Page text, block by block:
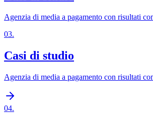
Agenzia di media a pagamento con risultati
03.
Casi di studio
Agenzia di media a pagamento con risultati
04.